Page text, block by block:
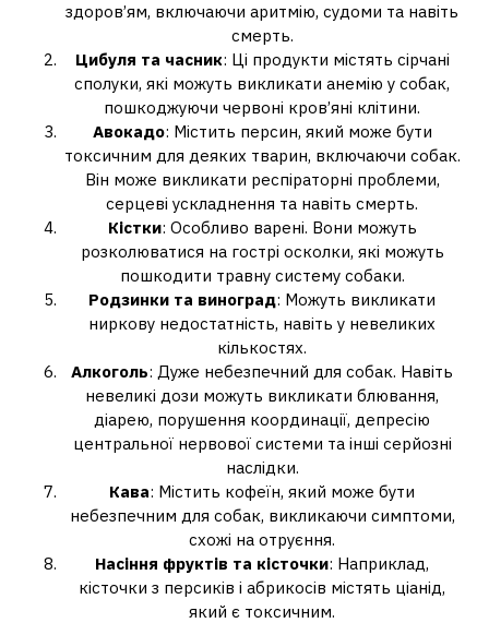
здоров’ям, включаючи аритмію, судоми та навіть
смерть.
Цибуля та часник: Ці продукти містять сірчані
сполуки, які можуть викликати анемію у собак,
пошкоджуючи червоні кров’яні клітини.
Авокадо: Містить персин, який може бути
токсичним для деяких тварин, включаючи собак.
Він може викликати респіраторні проблеми,
серцеві ускладнення та навіть смерть.
Кістки: Особливо варені. Вони можуть
розколюватися на гострі осколки, які можуть
пошкодити травну систему собаки.
Родзинки та виноград: Можуть викликати
ниркову недостатність, навіть у невеликих
кількостях.
Алкоголь: Дуже небезпечний для собак. Навіть
невеликі дози можуть викликати блювання,
діарею, порушення координації, депресію
центральної нервової системи та інші серйозні
наслідки.
Кава: Містить кофеїн, який може бути
небезпечним для собак, викликаючи симптоми,
схожі на отруєння.
Насіння фруктів та кісточки: Наприклад,
кісточки з персиків і абрикосів містять ціанід,
який є токсичним.